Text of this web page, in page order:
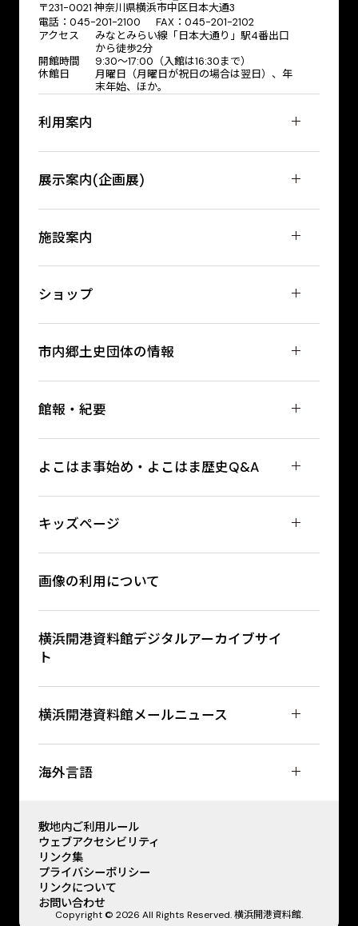
〒231-0021 神奈川県横浜市中区日本大通3
電話：045-201-2100 FAX：045-201-2102
アクセス
みなとみらい線「日本大通り」駅4番出口
から徒歩2分
開館時間
9:30〜17:00（入館は16:30まで）
休館日
月曜日（月曜日が祝日の場合は翌日）、年
末年始、ほか。
利用案内
展示案内(企画展)
施設案内
ショップ
市内郷土史団体の情報
館報・紀要
よこはま事始め・よこはま歴史Q&A
キッズページ
画像の利用について
横浜開港資料館デジタルアーカイブサイ
ト
横浜開港資料館メールニュース
海外言語
敷地内ご利用ルール
ウェブアクセシビリティ
リンク集
プライバシーポリシー
リンクについて
お問い合わせ
Copyright © 2026 All Rights Reserved. 横浜開港資料館.